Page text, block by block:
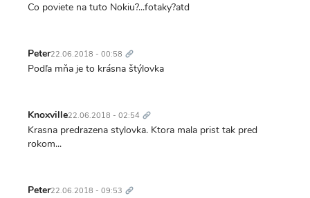
Co poviete na tuto Nokiu?...fotaky?atd
Peter22.06.2018 - 00:58 odkaz
Podľa mňa je to krásna štýlovka
Knoxville22.06.2018 - 02:54 odkaz
Krasna predrazena stylovka. Ktora mala prist tak pred
rokom...
Peter22.06.2018 - 09:53 odkaz